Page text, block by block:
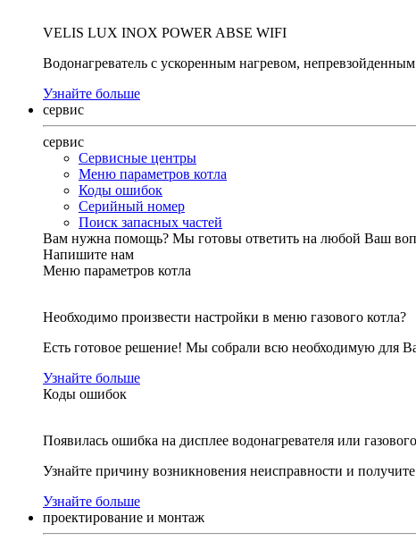
VELIS LUX INOX POWER ABSE WIFI
Водонагреватель с ускоренным нагревом,
Узнайте больше
сервис
сервис
Сервисные центры
Меню параметров котла
Коды ошибок
Серийный номер
Поиск запасных частей
Вам нужна помощь? Мы готовы ответить на любой Ваш
Напишите нам
Меню параметров котла
Необходимо произвести настройки в меню газового котла?
Есть готовое решение! Мы собрали всю необходимую для
Узнайте больше
Коды ошибок
Появилась ошибка на дисплее водонагревателя или
Узнайте причину возникновения неисправности и
Узнайте больше
проектирование и монтаж